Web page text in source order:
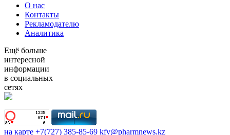
О нас
Контакты
Рекламодателю
Аналитика
Ещё больше
интересной
информации
в социальных
сетях
на карте +7(727) 385-85-69 kfv@pharmnews.kz